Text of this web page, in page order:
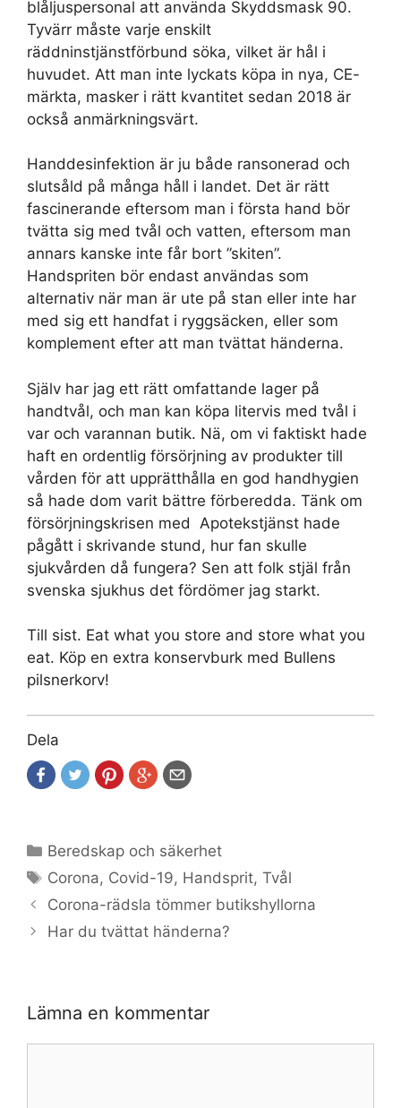
blåljuspersonal att använda Skyddsmask 90.
Tyvärr måste varje enskilt
räddninstjänstförbund söka, vilket är hål i
huvudet. Att man inte lyckats köpa in nya, CE-
märkta, masker i rätt kvantitet sedan 2018 är
också anmärkningsvärt.
Handdesinfektion är ju både ransonerad och
slutsåld på många håll i landet. Det är rätt
fascinerande eftersom man i första hand bör
tvätta sig med tvål och vatten, eftersom man
annars kanske inte får bort ”skiten”.
Handspriten bör endast användas som
alternativ när man är ute på stan eller inte har
med sig ett handfat i ryggsäcken, eller som
komplement efter att man tvättat händerna.
Själv har jag ett rätt omfattande lager på
handtvål, och man kan köpa litervis med tvål i
var och varannan butik. Nä, om vi faktiskt hade
haft en ordentlig försörjning av produkter till
vården för att upprätthålla en god handhygien
så hade dom varit bättre förberedda. Tänk om
försörjningskrisen med Apotekstjänst hade
pågått i skrivande stund, hur fan skulle
sjukvården då fungera? Sen att folk stjäl från
svenska sjukhus det fördömer jag starkt.
Till sist. Eat what you store and store what you
eat. Köp en extra konservburk med Bullens
pilsnerkorv!
Dela
Kategorier
Beredskap och säkerhet
Etiketter
Corona, Covid-19, Handsprit,Tvål
Corona-rädsla tömmer butikshyllorna
Har du tvättat händerna?
Lämna en kommentar